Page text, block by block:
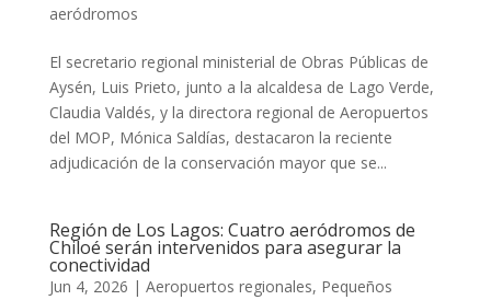
aeródromos
El secretario regional ministerial de Obras Públicas de
Aysén, Luis Prieto, junto a la alcaldesa de Lago Verde,
Claudia Valdés, y la directora regional de Aeropuertos
del MOP, Mónica Saldías, destacaron la reciente
adjudicación de la conservación mayor que se...
Región de Los Lagos: Cuatro aeródromos de
Chiloé serán intervenidos para asegurar la
conectividad
Jun 4, 2026 | Aeropuertos regionales, Pequeños